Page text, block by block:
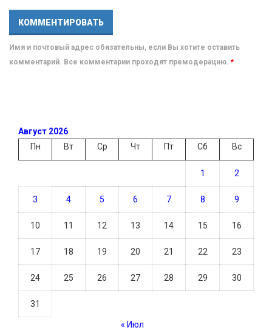
Имя и почтовый адрес обязательны, если Вы хотите оставить
комментарий. Все комментарии проходят премодерацию. *
Август 2026
Пн
Вт Ср Чт Пт Сб Вс
1 2
3 4 5 6 7 8 9
10 11 12 13 14 15 16
17 18 19 20 21 22 23
24 25 26 27 28 29 30
31
« Июл